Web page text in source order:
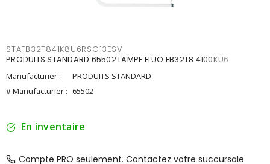
STAFB32T841K8U6RSG13ESV
PRODUITS STANDARD 65502 LAMPE FLUO FB32T8 4100KU6
Manufacturier :
PRODUITS STANDARD
# Manufacturier : 65502
En inventaire
Compte PRO seulement. Contactez votre succursale